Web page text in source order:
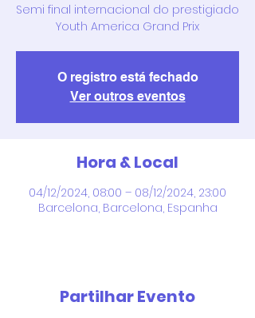
Semi final internacional do prestigiado
Youth America Grand Prix
O registro está fechado
Ver outros eventos
Hora & Local
04/12/2024, 08:00 – 08/12/2024, 23:00
Barcelona, Barcelona, Espanha
Partilhar Evento